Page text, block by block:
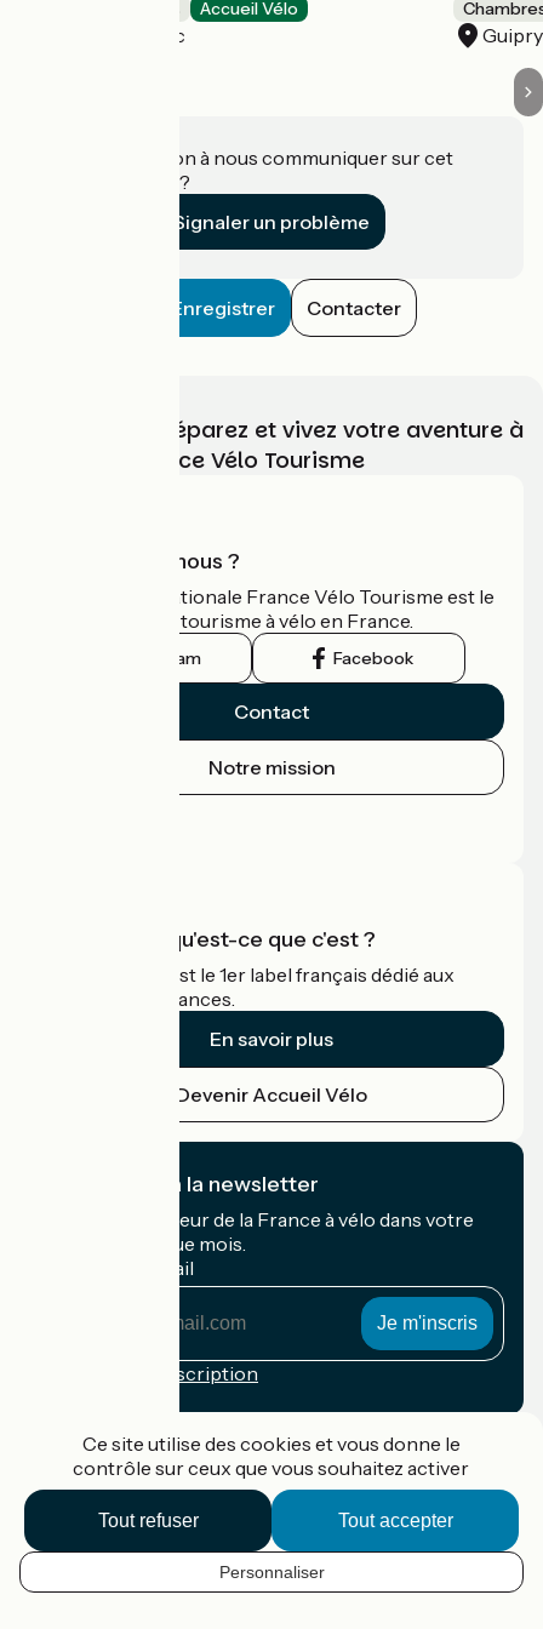
FR
Accueil Vélo
Guipry-Messac
Une information à nous communiquer sur cet
établissement ?
Signaler un problème
Enregistrer Contacter
Choisissez, préparez et vivez votre aventure à
vélo avec France Vélo Tourisme
Qui sommes-nous ?
L'association nationale France Vélo Tourisme est le
guide officiel du tourisme à vélo en France.
Instagram Facebook
Contact
Notre mission
Accueil Vélo qu'est-ce que c'est ?
Accueil Vélo c'est le 1er label français dédié aux
cyclistes en vacances.
En savoir plus
Devenir Accueil Vélo
Je m'abonne à la newsletter
Recevez le meilleur de la France à vélo dans votre
boîte mail chaque mois.
Mon adresse mail
Conditions d'inscription
Accueil Vélo Pro
Contact
Mentions légales
Ce site utilise des cookies et vous donne le
contrôle sur ceux que vous souhaitez activer
Tout accepter
Tout refuser
Personnaliser